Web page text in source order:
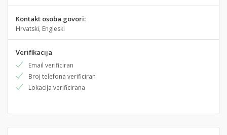
Kontakt osoba govori:
Hrvatski, Engleski
Verifikacija
Email verificiran
Broj telefona verificiran
Lokacija verificirana